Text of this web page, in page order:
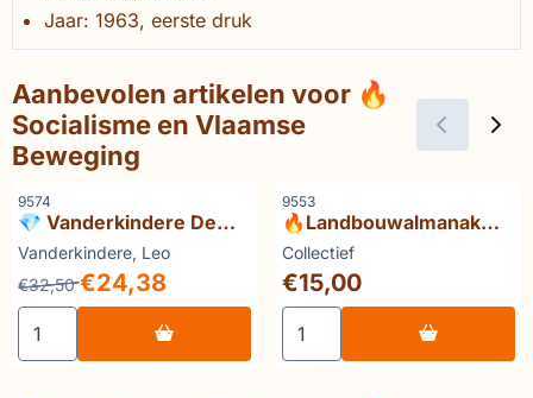
Jaar: 1963, eerste druk
Aanbevolen artikelen voor 🔥
Socialisme en Vlaamse
Beweging
Artikelnummer
9574
💎 Vanderkindere De
eeuw der Artevelden
Merk:
Vanderkindere, Leo
Van 32,50 voor 24,38
€32,50€24,38
Aantal kiezen voor 💎 Vanderkindere De eeuw der
Artikelnummer
9553
🔥Landbouwalmanak
van den Belgischen
Boerenbond 1931
Merk:
Collectief
Prijs: 15,00
€15,00
Aantal kiezen voor